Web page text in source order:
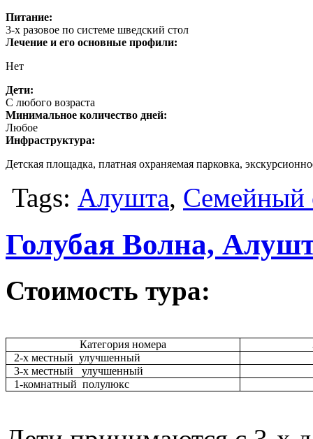
Питание:
3-х разовое по системе шведский стол
Лечение и его основные профили:
Нет
Дети:
С любого возраста
Минимальное количество дней:
Любое
Инфраструктура:
Детская площадка, платная охраняемая парковка,
Tags: Алушта, Семейный
Голубая Волна,
Стоимость тура:
Категория номера
2-х местный улучшенный
3-х местный улучшенный
1-комнатный полулюкс